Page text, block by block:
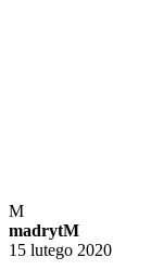
M
madrytM
15 lutego 2020